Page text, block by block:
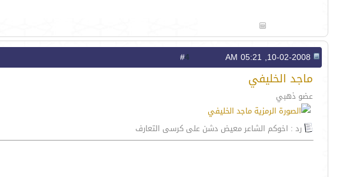
#
4
ماجد الخليفي
عضو ذهبي
رد : اخوكم الشاعر معيض دشن على كرسى التعارف